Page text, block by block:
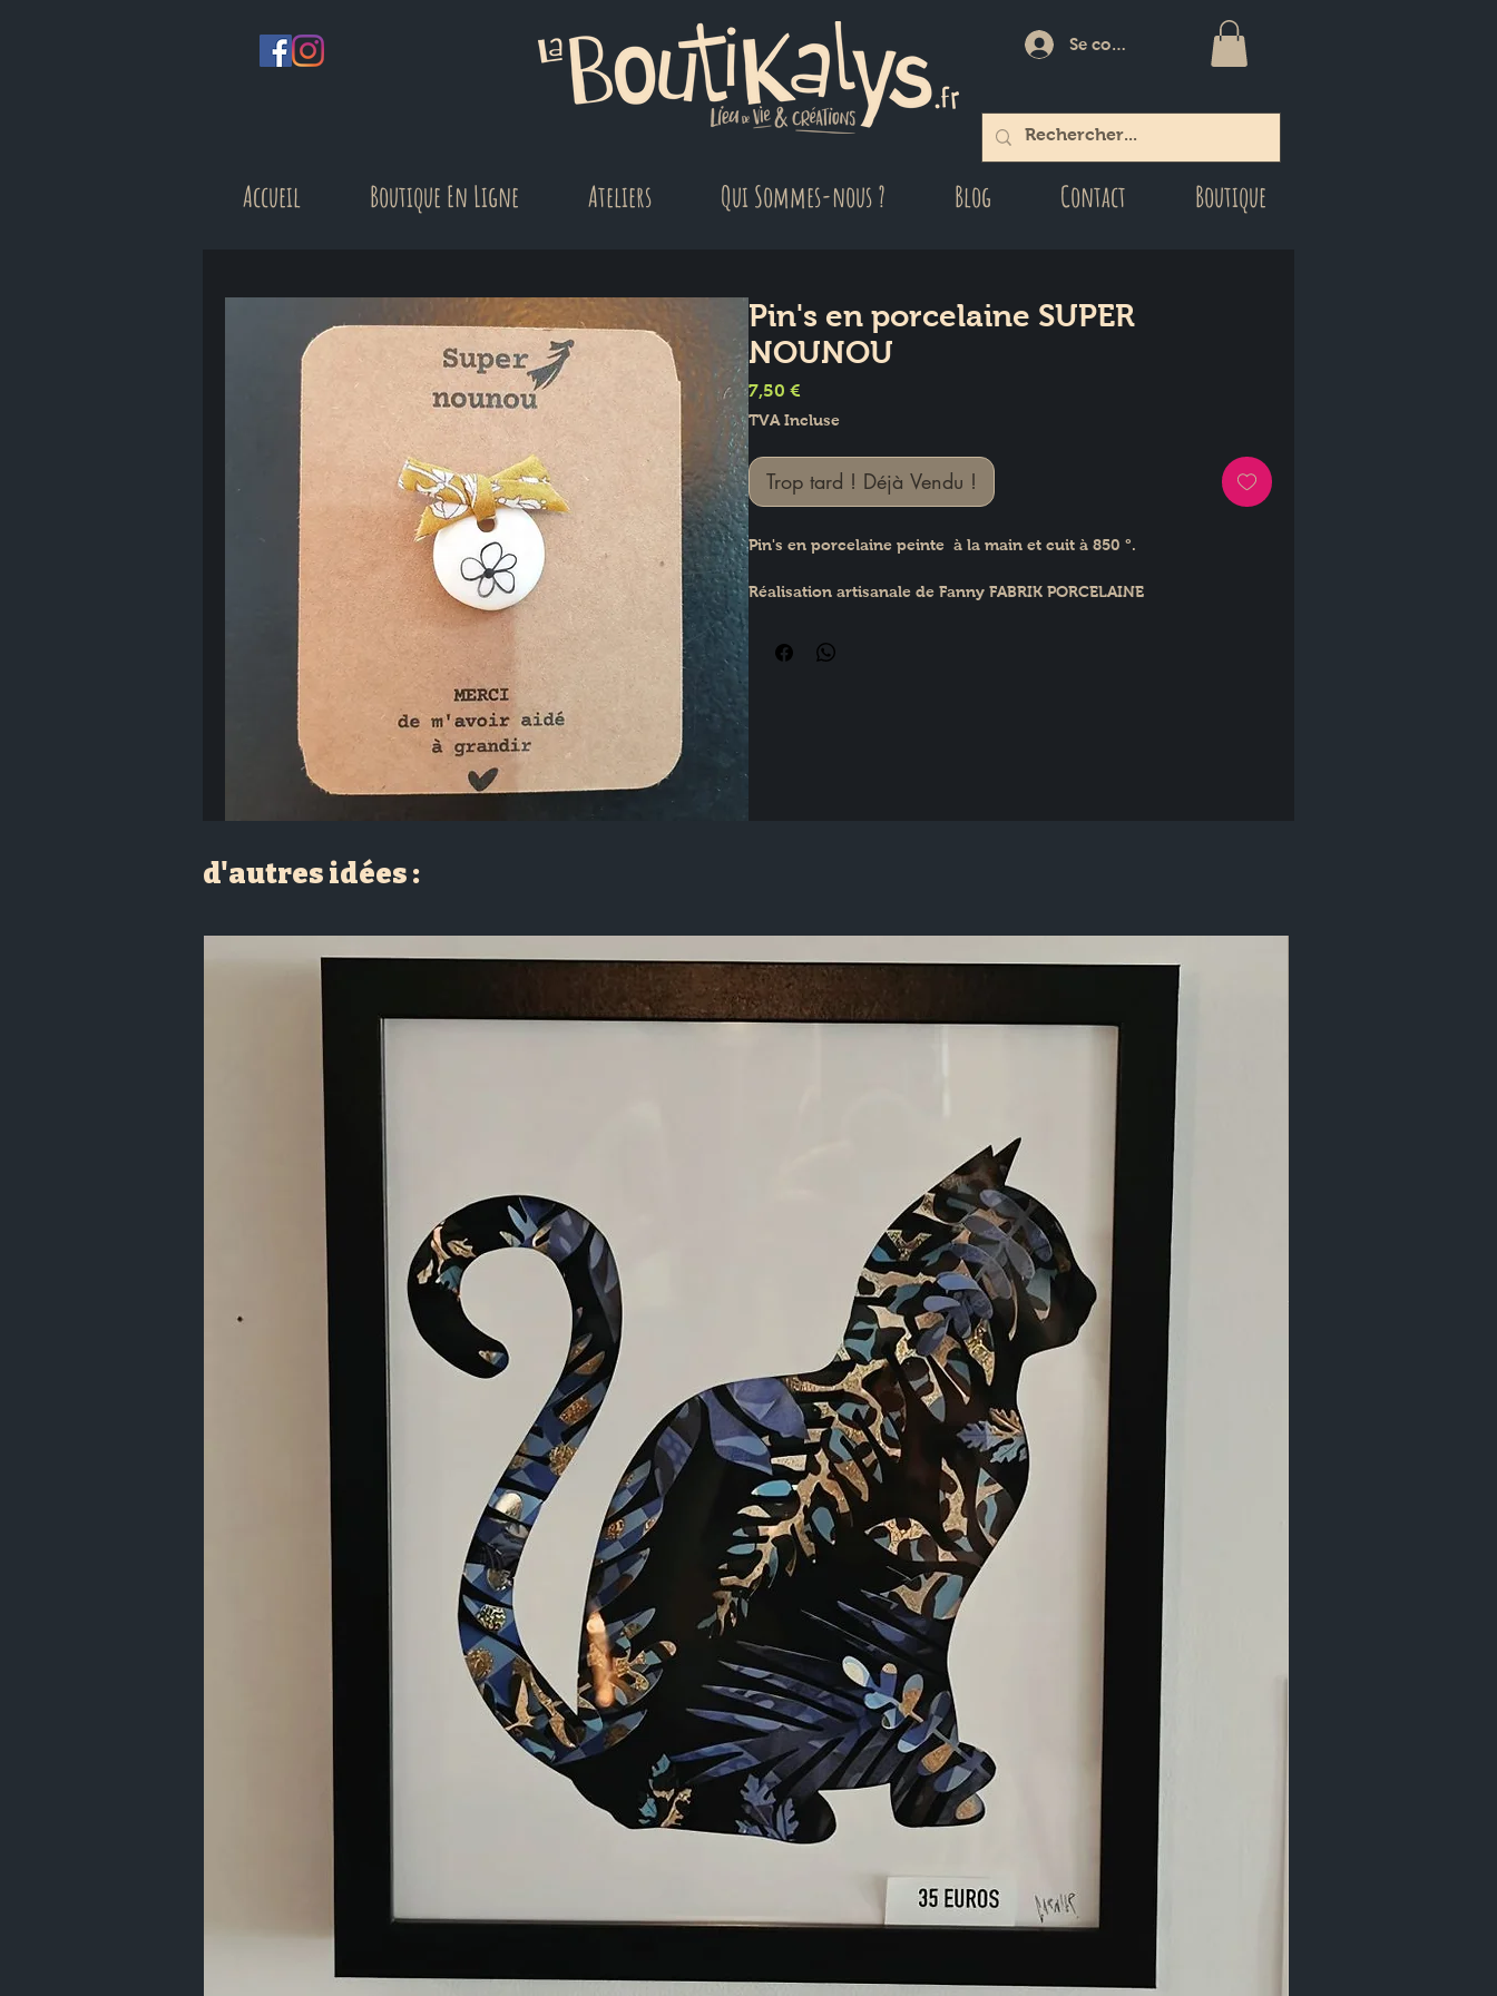
Se connecter
Accueil Boutique En Ligne Ateliers Qui Sommes-nous ? Blog Contact Boutique
Pin's en porcelaine SUPER
NOUNOU
7,50 €
TVA Incluse
Trop tard ! Déjà Vendu !
Pin's en porcelaine peinte  à la main et cuit à 850 °.
Réalisation artisanale de Fanny FABRIK PORCELAINE
d'autres idées :